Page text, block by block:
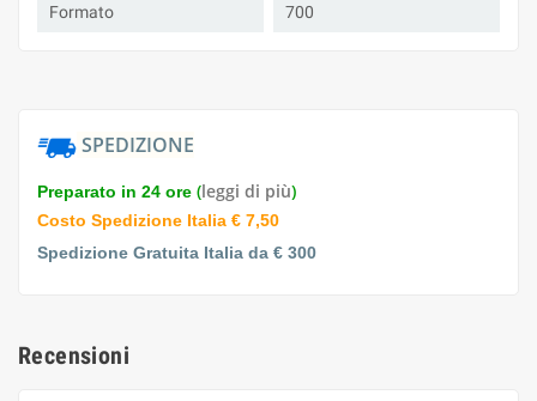
Formato 700
SPEDIZIONE
Preparato in 24 ore (leggi di più)
Costo Spedizione Italia € 7,50
Spedizione Gratuita Italia da € 300
Recensioni